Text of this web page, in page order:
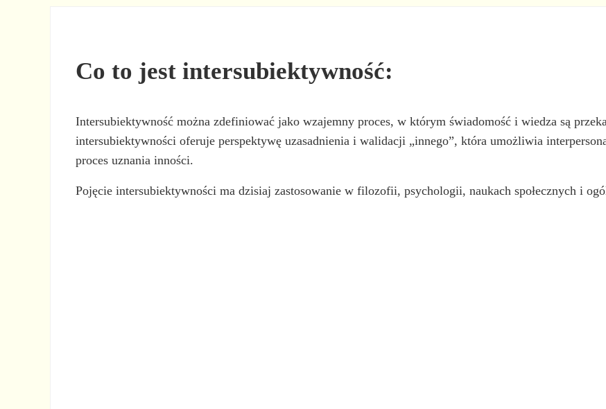
Co to jest intersubiektywność:
Intersubiektywność można zdefiniować jako wzajemny proces, w którym świadomość i wiedza są
intersubiektywności oferuje perspektywę uzasadnienia i walidacji „innego”, która umożliwia
proces uznania inności.
Pojęcie intersubiektywności ma dzisiaj zastosowanie w filozofii, psychologii, naukach społecznych i